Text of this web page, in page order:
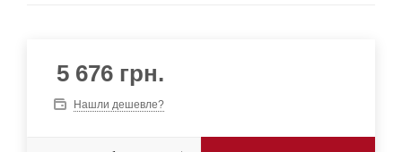
5 676 грн.
Нашли дешевле?